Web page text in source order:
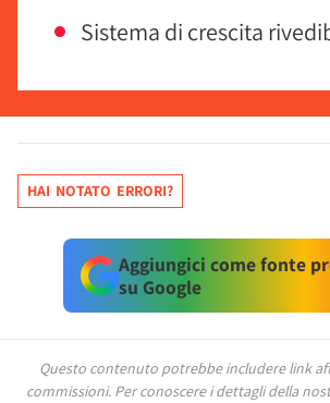
Sistema di crescita
HAI NOTATO ERRORI?
Aggiungici come fonte
su Google
Questo contenuto potrebbe includere link
commissioni. Per conoscere i dettagli della